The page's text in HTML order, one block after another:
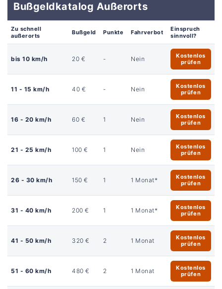
Bußgeldkatalog Außerorts
Zu schnell
außerorts
Bußgeld Punkte Fahrverbot
Einspruch
sinnvoll?
bis 10 km/h 20 € - Nein
Kostenlos
prüfen
11 - 15 km/h 40 € - Nein
Kostenlos
prüfen
16 - 20 km/h 60 € 1 Nein
Kostenlos
prüfen
21 - 25 km/h 100 € 1 Nein
Kostenlos
prüfen
26 - 30 km/h 150 € 1 1 Monat*
Kostenlos
prüfen
31 - 40 km/h 200 € 1 1 Monat*
Kostenlos
prüfen
41 - 50 km/h 320 € 2 1 Monat
Kostenlos
prüfen
51 - 60 km/h 480 € 2 1 Monat
Kostenlos
prüfen